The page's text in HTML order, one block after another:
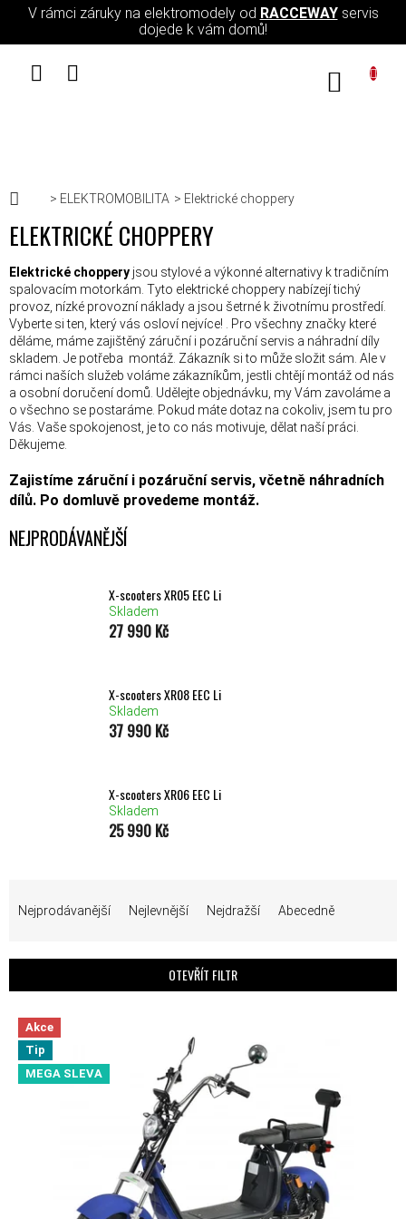
Přejít na obsah
V rámci záruky na elektromodely od RACCEWAYservis
dojede k vám domů!
Domů
ELEKTROMOBILITA Elektrické choppery
ELEKTRICKÉ CHOPPERY
Elektrické choppery jsou stylové a výkonné alternativy k tradičním
spalovacím motorkám. Tyto elektrické choppery nabízejí tichý
provoz, nízké provozní náklady a jsou šetrné k životnímu prostředí.
Vyberte si ten, který vás osloví nejvíce! . Pro všechny značky které
děláme, máme zajištěný záruční i pozáruční servis a náhradní díly
skladem. Je potřeba montáž. Zákazník si to může složit sám. Ale v
rámci naších služeb voláme zákazníkům, jestli chtějí montáž od nás
a osobní doručení domů. Udělejte objednávku, my Vám zavoláme a
o všechno se postaráme. Pokud máte dotaz na cokoliv, jsem tu pro
Vás. Vaše spokojenost, je to co nás motivuje, dělat naší práci.
Děkujeme.
Zajistíme záruční i pozáruční servis, včetně náhradních
dílů. Po domluvě provedeme montáž.
NEJPRODÁVANĚJŠÍ
X-scooters XR05 EEC Li
Skladem
27 990 Kč
X-scooters XR08 EEC Li
Skladem
37 990 Kč
X-scooters XR06 EEC Li
Skladem
25 990 Kč
Nejprodávanější Nejlevnější Nejdražší Abecedně
OTEVŘÍT FILTR
VÝPIS PRODUKTŮ
Akce
Tip
MEGA SLEVA